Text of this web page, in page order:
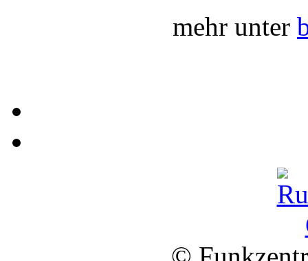
mehr unter